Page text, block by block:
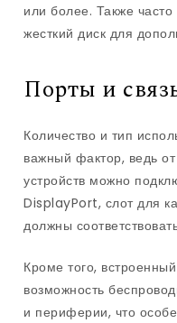
или более. Также
жесткий диск для
Порты и
Количество и тип
важный фактор, ведь от
устройств можно
DisplayPort, слот для
должны
Кроме того,
возможность
и периферии, что